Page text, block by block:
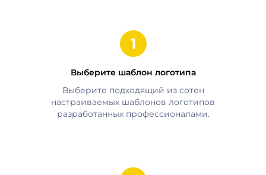
Выберите шаблон логотипа
Выберите подходящий из сотен
настраиваемых шаблонов логотипов
разработанных профессионалами.